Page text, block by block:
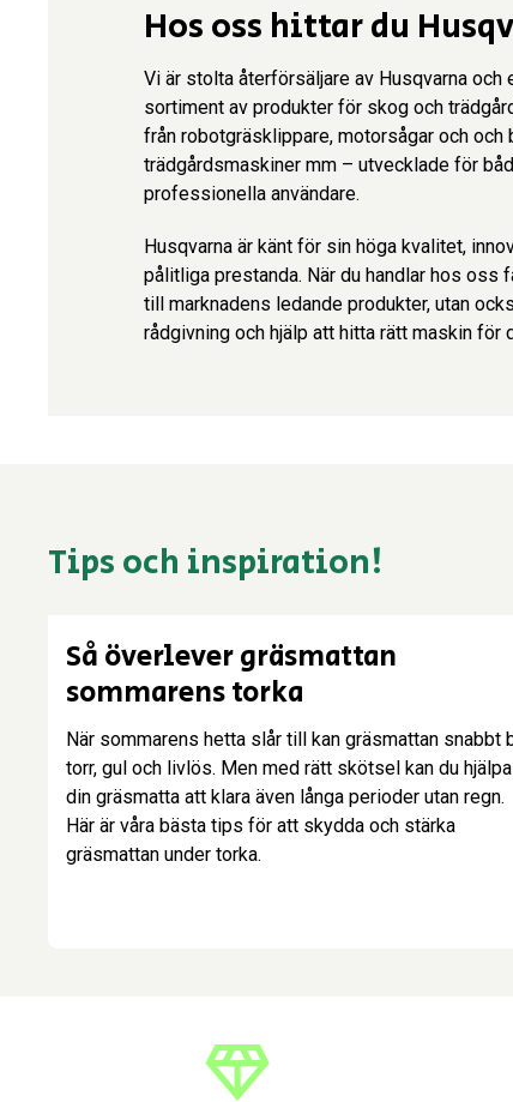
Hos oss hittar du
Vi är stolta återförsäljare av Husqvarna och
sortiment av produkter för skog och
från robotgräsklippare, motorsågar och och
trädgårdsmaskiner mm – utvecklade för
professionella användare.
Husqvarna är känt för sin höga kvalitet,
pålitliga prestanda. När du handlar hos oss
till marknadens ledande produkter, utan
rådgivning och hjälp att hitta rätt maskin för
Tips och inspiration!
Tips!
Så överlever gräsmattan
sommarens torka
När sommarens hetta slår till kan gräsmattan snabbt
torr, gul och livlös. Men med rätt skötsel kan du hjälpa
din gräsmatta att klara även långa perioder utan regn.
Här är våra bästa tips för att skydda och stärka
gräsmattan under torka.